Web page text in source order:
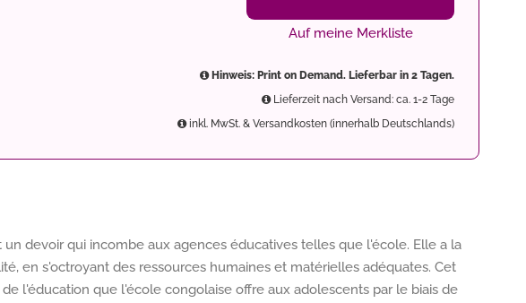
Auf meine Merkliste
Hinweis: Print on Demand. Lieferbar in 2 Tagen.
Lieferzeit nach Versand: ca. 1-2 Tage
inkl. MwSt. & Versandkosten (innerhalb Deutschlands)
devoir qui incombe aux agences éducatives telles que l'école. Elle a la
en s'octroyant des ressources humaines et matérielles adéquates. Cet
l'éducation que l'école congolaise offre aux adolescents par le biais de